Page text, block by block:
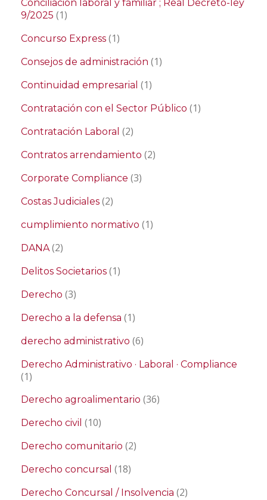
Conciliación laboral y familiar ; Real Decreto-ley
9/2025 (1)
Concurso Express (1)
Consejos de administración (1)
Continuidad empresarial (1)
Contratación con el Sector Público (1)
Contratación Laboral (2)
Contratos arrendamiento (2)
Corporate Compliance (3)
Costas Judiciales (2)
cumplimiento normativo (1)
DANA(2)
Delitos Societarios (1)
Derecho (3)
Derecho a la defensa (1)
derecho administrativo (6)
Derecho Administrativo · Laboral · Compliance
(1)
Derecho agroalimentario (36)
Derecho civil (10)
Derecho comunitario (2)
Derecho concursal (18)
Derecho Concursal / Insolvencia (2)